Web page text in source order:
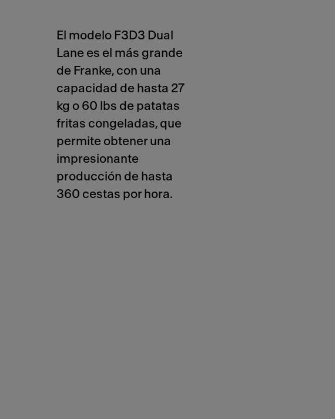
El modelo F3D3 Dual
Lane es el más grande
de Franke, con una
capacidad de hasta 27
kg o 60 lbs de patatas
fritas congeladas, que
permite obtener una
impresionante
producción de hasta
360 cestas por hora.